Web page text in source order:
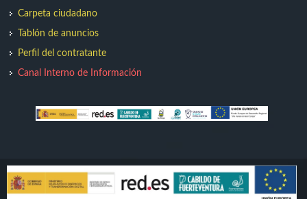
Carpeta ciudadano
Tablón de anuncios
Perfil del contratante
Canal Interno de Información